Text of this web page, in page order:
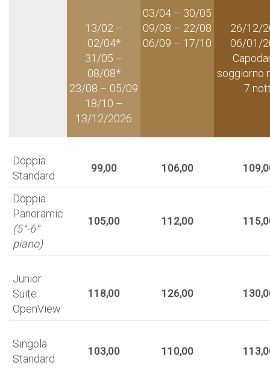
13/02 –
02/04*
31/05 –
08/08*
23/08 – 05/09
18/10 –
13/12/2026
03/04 – 30/05
09/08 – 22/08
06/09 – 17/10
26/12/
06/01/
soggiorno
7
Doppia
Standard
99,00 106,00
Doppia
Panoramic
(5°-6°
piano)
105,00 112,00
Junior
Suite
OpenView
118,00 126,00
Singola
Standard
103,00 110,00